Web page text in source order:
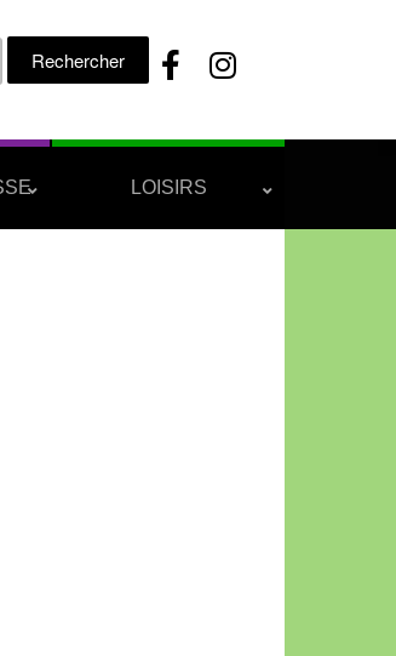
Rechercher :
LOISIRS